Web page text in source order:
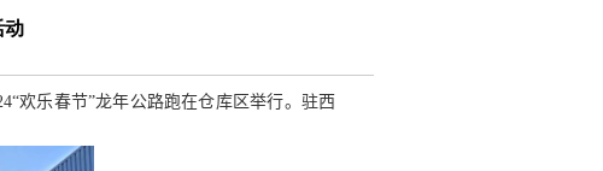
动
欢乐春节”龙年公路跑在仓库区举行。驻西